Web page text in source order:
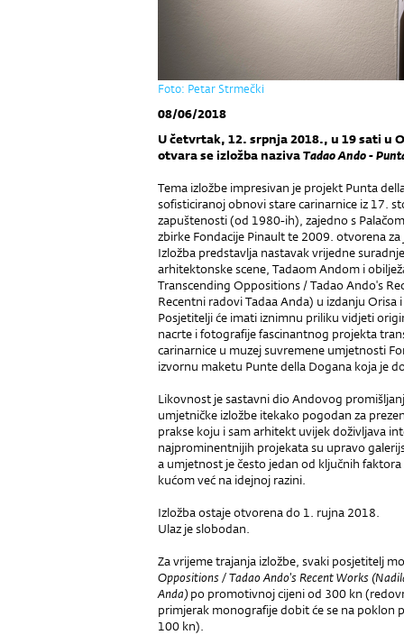
Foto: Petar Strmečki
08/06/2018
U četvrtak, 12. srpnja 2018., u 19 sati u
otvara se izložba nazivaTadao Ando -
Tema izložbe impresivan je projekt Punta
sofisticiranoj obnovi stare carinarnice iz 17.
zapuštenosti (od 1980-ih), zajedno s
zbirke Fondacije Pinault te 2009. otvorena
Izložba predstavlja nastavak vrijedne
arhitektonske scene, Tadaom Andom i
Transcending Oppositions / Tadao Ando's
Recentni radovi Tadaa Anda) u izdanju
Posjetitelji će imati iznimnu priliku vidjeti
nacrte i fotografije fascinantnog projekta
carinarnice u muzej suvremene umjetnosti
izvornu maketu Punte della Dogana koja je
Likovnost je sastavni dio Andovog
umjetničke izložbe itekako pogodan za
prakse koju i sam arhitekt uvijek doživljava
najprominentnijih projekata su upravo
a umjetnost je često jedan od ključnih
kućom već na idejnoj razini.
Izložba ostaje otvorena do 1. rujna 2018.
Ulaz je slobodan.
Za vrijeme trajanja izložbe, svaki posjetitelj
Oppositions / Tadao Ando's Recent Works
Anda) po promotivnoj cijeni od 300 kn
primjerak monografije dobit će se na poklon
100 kn).